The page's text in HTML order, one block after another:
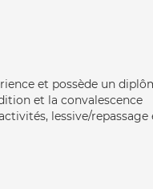
et possède un
et la convalescence
lessive/repassage